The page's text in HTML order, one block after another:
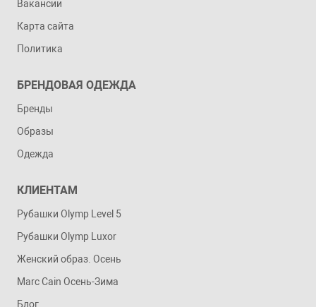
Вакансии
Карта сайта
Политика
БРЕНДОВАЯ ОДЕЖДА
Бренды
Образы
Одежда
КЛИЕНТАМ
Рубашки Olymp Level 5
Рубашки Olymp Luxor
Женский образ. Осень
Marc Cain Осень-Зима
Блог